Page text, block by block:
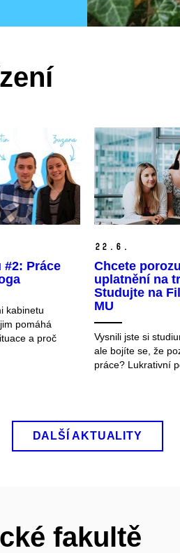
#2: Práce
kabinetu
pomáhá
a proč
22. 6.
Chcete
uplatnění na
Studujte na
MU
Vysnili jste si
ale bojíte se, že
práce? Lukrativní
DALŠÍ AKTUALITY
fakultě